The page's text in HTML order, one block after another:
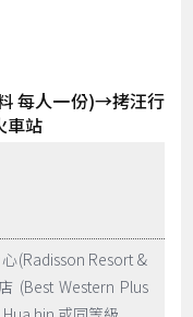
每人一份)→拷汪行
車站
(Radisson Resort &
(Best Western Plus